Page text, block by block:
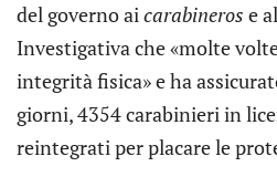
del governo aicarabineros e
Investigativa che «molte
integrità fisica» e ha
giorni, 4354 carabinieri in
reintegrati per placare le